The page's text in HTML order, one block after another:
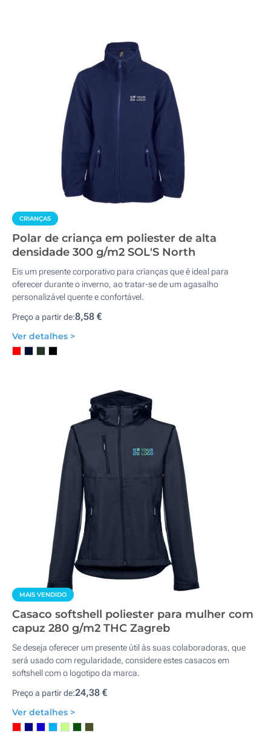
CRIANÇAS
Polar de criança em poliester de alta
densidade 300 g/m2 SOL'S North
Eis um presente corporativo para crianças que é ideal para
oferecer durante o inverno, ao tratar-se de um agasalho
personalizável quente e confortável.
Preço a partir de:8,58 €
Ver detalhes >
MAIS VENDIDO
Casaco softshell poliester para mulher com
capuz 280 g/m2 THC Zagreb
Se deseja oferecer um presente útil às suas colaboradoras, que
será usado com regularidade, considere estes casacos em
softshell com o logotipo da marca.
Preço a partir de:24,38 €
Ver detalhes >